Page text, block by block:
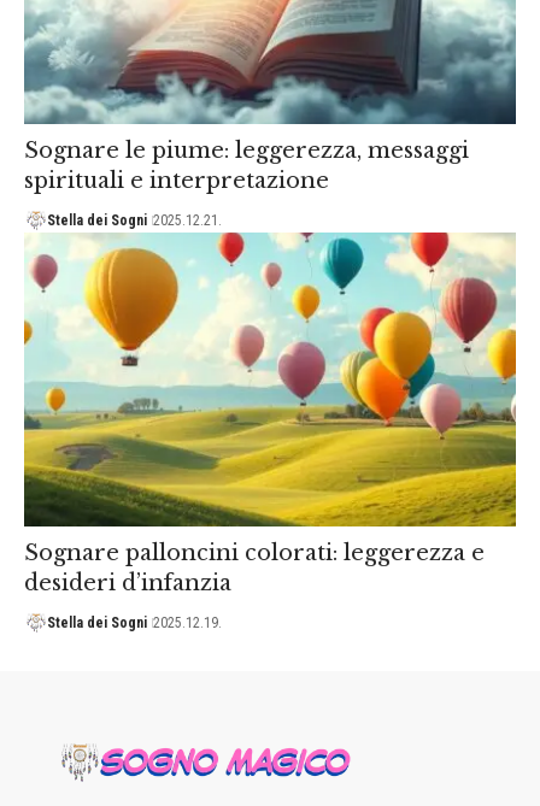
Sognare le piume: leggerezza, messaggi
spirituali e interpretazione
Stella dei Sogni 2025.12.21.
Sognare palloncini colorati: leggerezza e
desideri d’infanzia
Stella dei Sogni 2025.12.19.